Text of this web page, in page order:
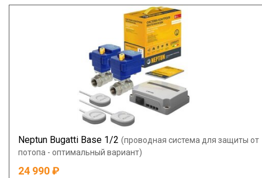
Neptun Bugatti Base 1/2 (проводная система для защиты от
потопа - оптимальный вариант)
24 990